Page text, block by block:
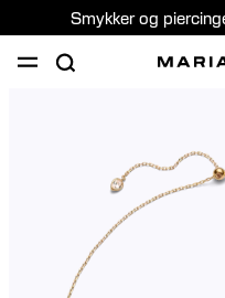
Smykker og
PIERCING KONSULTATION
Denmark (Dansk)